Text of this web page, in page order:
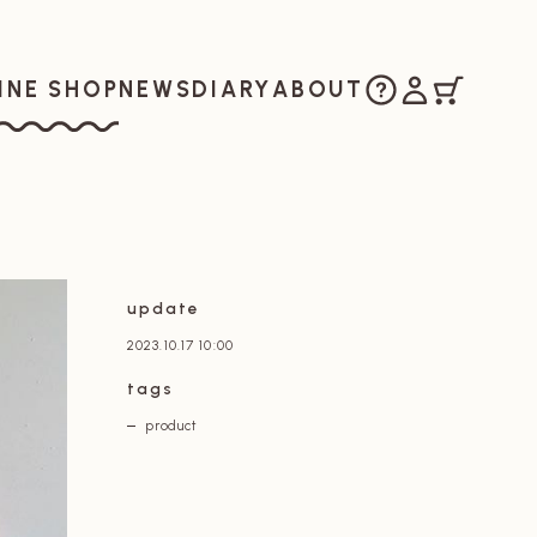
SHOP NEWSお知らせ
DIARY日記
ABOUT 私たちについて
ご購入方法
マイアカウ
update
2023.10.17 10:00
tags
product